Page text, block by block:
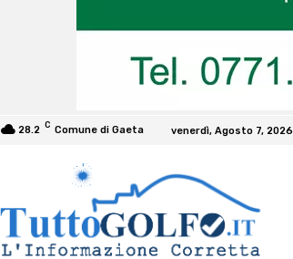
28.2 C Comune di Gaeta venerdì, Agosto 7, 2026